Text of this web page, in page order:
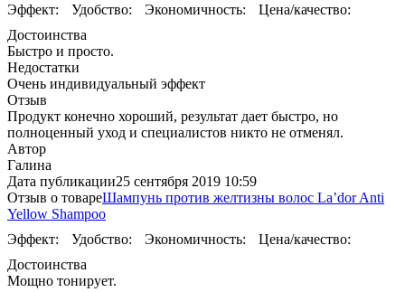
Эффект:
Удобство: Экономичность:
Цена/качество:
Достоинства
Быстро и просто.
Недостатки
Очень индивидуальный эффект
Отзыв
Продукт конечно хороший, результат дает быстро, но
полноценный уход и специалистов никто не отменял.
Автор
Галина
Дата публикации25 сентября 2019 10:59
Отзыв о товареШампунь против желтизны волос La’dor Anti
Yellow Shampoo
Эффект:
Удобство: Экономичность:
Цена/качество:
Достоинства
Мощно тонирует.